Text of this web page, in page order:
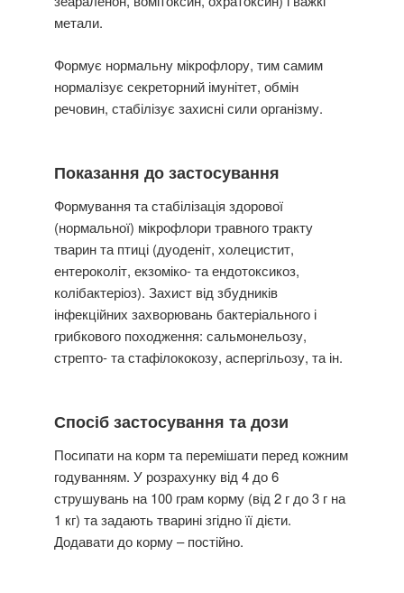
метали.
Формує нормальну мікрофлору, тим самим
нормалізує секреторний імунітет, обмін
речовин, стабілізує захисні сили організму.
Показання до застосування
Формування та стабілізація здорової
(нормальної) мікрофлори травного тракту
тварин та птиці (дуоденіт, холецистит,
ентероколіт, екзоміко- та ендотоксикоз,
колібактеріоз). Захист від збудників
інфекційних захворювань бактеріального і
грибкового походження: сальмонельозу,
стрепто- та стафілококозу, аспергільозу, та ін.
Спосіб застосування та дози
Посипати на корм та перемішати перед кожним
годуванням. У розрахунку від 4 до 6
струшувань на 100 грам корму (від 2 г до 3 г на
1 кг) та задають тварині згідно її дієти.
Додавати до корму – постійно.